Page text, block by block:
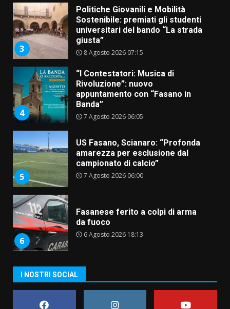
3
Politiche Giovanili e Mobilità
Sostenibile: premiati gli studenti
universitari del bando “La strada
giusta”
8 Agosto 2026 07:15
4
“I Contestatori: Musica di
Rivoluzione”: nuovo
appuntamento con “Fasano in
Banda”
7 Agosto 2026 06:05
5
US Fasano, Scianaro: “Profonda
amarezza per esclusione dal
campionato di calcio”
7 Agosto 2026 06:00
6
Fasanese ferito a colpi di arma
da fuoco
6 Agosto 2026 18:13
di aperture straordinarie del
Comune di Fasano
6 Agosto 2026 14:16
I NOSTRI SOCIAL